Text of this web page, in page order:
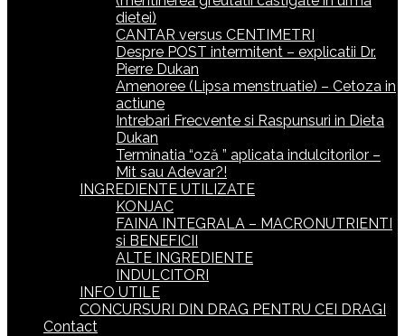
dietei)
CANTAR versus CENTIMETRI
Despre POST intermitent – explicatii Dr.
Pierre Dukan
Amenoree (Lipsa menstruatie) – Cetoza in
actiune
Intrebari Frecvente si Raspunsuri in Dieta
Dukan
Terminatia “oză ” aplicata indulcitorilor –
Mit sau Adevar?!
INGREDIENTE UTILIZATE
KONJAC
FAINA INTEGRALA – MACRONUTRIENTI
si BENEFICII
ALTE INGREDIENTE
INDULCITORI
INFO UTILE
CONCURSURI DIN DRAG PENTRU CEI DRAGI
Contact